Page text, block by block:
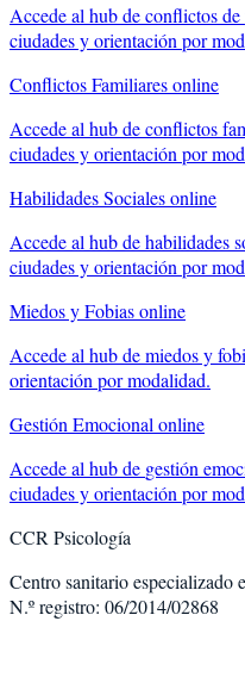
Accede al hub deconflictos de
ciudades y orientación por
Conflictos Familiaresonline
Accede al hub deconflictos
ciudades y orientación por
Habilidades Socialesonline
Accede al hub dehabilidades
ciudades y orientación por
Miedos y Fobiasonline
Accede al hub demiedos y
orientación por modalidad.
Gestión Emocional online
Accede al hub de gestión
ciudades y orientación por
CCR Psicología
Centro sanitario especializado
N.º registro: 06/2014/02868